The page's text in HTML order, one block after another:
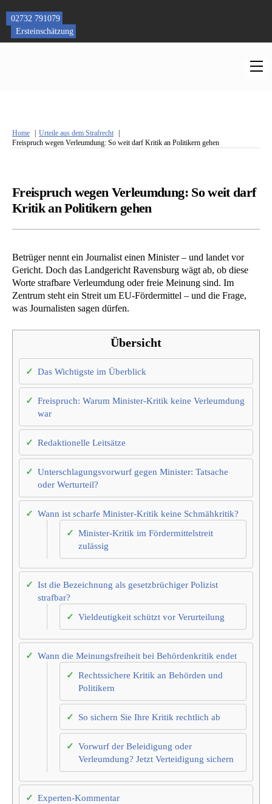
content
02732 791079
Ersteinschätzung
Home
Urteile aus dem Strafrecht
Freispruch wegen Verleumdung: So weit darf Kritik an Politikern gehen
Freispruch wegen Verleumdung: So weit darf
Kritik an Politikern gehen
Betrüger nennt ein Journalist einen Minister – und landet vor
Gericht. Doch das Landgericht Ravensburg wägt ab, ob diese
Worte strafbare Verleumdung oder freie Meinung sind. Im
Zentrum steht ein Streit um EU-Fördermittel – und die Frage,
was Journalisten sagen dürfen.
Übersicht
Das Wichtigste im Überblick
Freispruch: Warum Minister-Kritik keine Verleumdung
war
Redaktionelle Leitsätze
Unterschlagungsvorwurf gegen Minister: Tatsache
oder Werturteil?
Wann ist scharfe Minister-Kritik keine Schmähkritik?
Minister-Kritik im Fördermittelstreit
zulässig
Ist die Bezeichnung als gesetzbrüchiger Polizist
strafbar?
Vieldeutigkeit schützt vor Verurteilung
Wann die Meinungsfreiheit bei Behördenkritik endet
Rechtssichere Kritik an Behörden und
Politikern
So sichern Sie Ihre Kritik rechtlich ab
Vorwurf der Beleidigung oder
Verleumdung? Jetzt Verteidigung sichern
Experten-Kommentar